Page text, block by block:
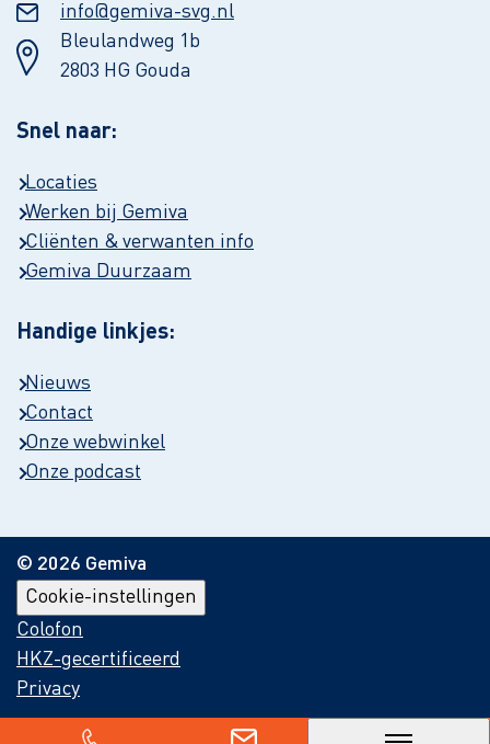
info@gemiva-svg.nl
Bleulandweg 1b
2803 HG Gouda
Snel naar:
Locaties
Werken bij Gemiva
Cliënten & verwanten info
Gemiva Duurzaam
Handige linkjes:
Nieuws
Contact
Onze webwinkel
Onze podcast
© 2026 Gemiva
Cookie-instellingen
Colofon
HKZ-gecertificeerd
Privacy